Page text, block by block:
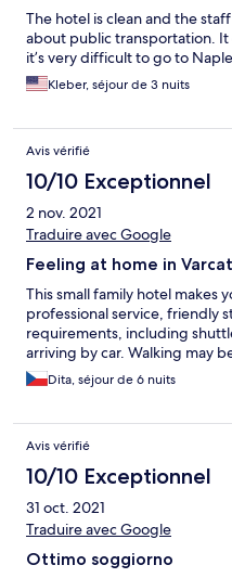
The hotel is clean and the
about public transportation. It
it’s very difficult to go to
Kleber, séjour de 3 nuits
Avis vérifié
10/10 Exceptionnel
2 nov. 2021
Traduire avec Google
Feeling at home in
This small family hotel makes
professional service, friendly
requirements, including
arriving by car. Walking may
Dita, séjour de 6 nuits
Avis vérifié
10/10 Exceptionnel
31 oct. 2021
Traduire avec Google
Ottimo soggiorno